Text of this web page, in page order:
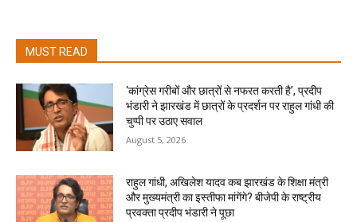
MUST READ
‘कांग्रेस गरीबों और छात्रों से नफरत करती है’, प्रदीप
भंडारी ने झारखंड में छात्रों के प्रदर्शन पर राहुल गांधी की
चुप्पी पर उठाए सवाल
August 5, 2026
राहुल गांधी, अखिलेश यादव कब झारखंड के शिक्षा मंत्री
और मुख्यमंत्री का इस्तीफा मांगेंगे? बीजेपी के राष्ट्रीय
प्रवक्ता प्रदीप भंडारी ने पूछा